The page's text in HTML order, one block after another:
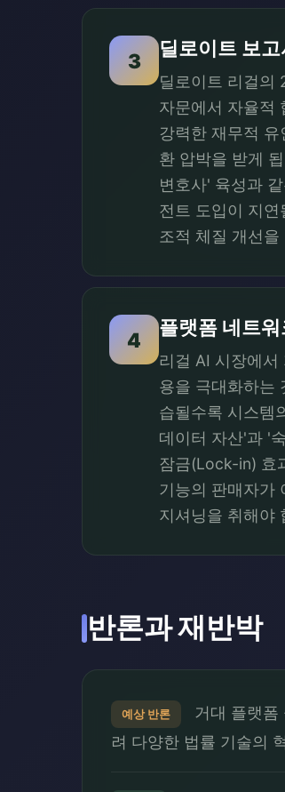
3
딜로이트 보
딜로이트 리걸의
자문에서 자율적
강력한 재무적
환 압박을 받게
변호사' 육성과
전트 도입이 지
조적 체질 개선
4
플랫폼 네트
리걸 AI 시장에
용을 극대화하는
습될수록 시스템
데이터 자산'과 '
잠금(Lock-in) 효
기능의 판매자가
지셔닝을 취해야
반론과 재반박
예상 반론
거대 플랫폼
려 다양한 법률 기술의